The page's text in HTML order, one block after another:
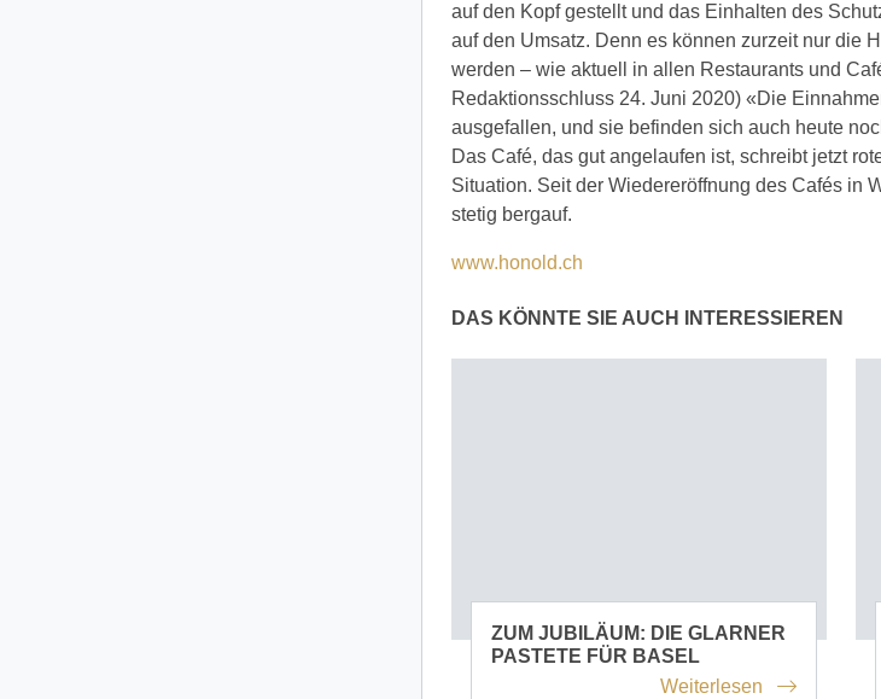
auf den Kopf gestellt und das Einhalten des
auf den Umsatz. Denn es können zurzeit nur die
werden – wie aktuell in allen Restaurants und
Redaktionsschluss 24. Juni 2020) «Die
ausgefallen, und sie befinden sich auch heute
Das Café, das gut angelaufen ist, schreibt jetzt
Situation. Seit der Wiedereröffnung des Cafés in
stetig bergauf.
www.honold.ch
DAS KÖNNTE SIE AUCH INTERESSIEREN
ZUM JUBILÄUM: DIE GLARNER
PASTETE FÜR BASEL
Weiterlesen